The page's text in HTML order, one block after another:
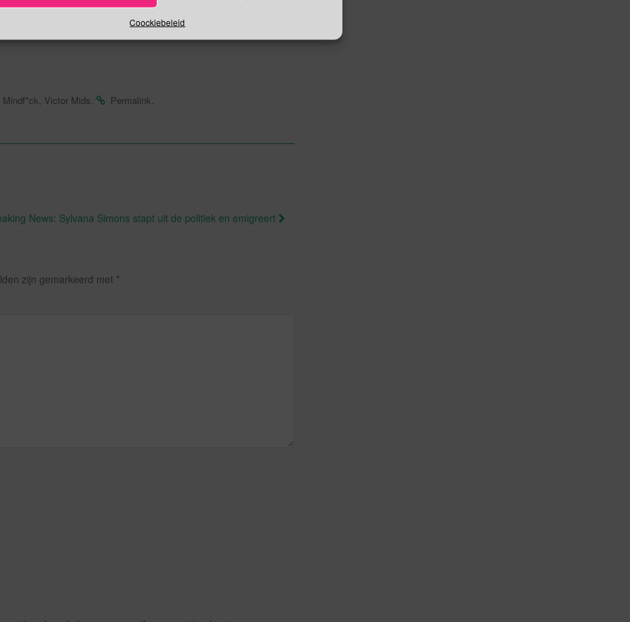
Coockiebeleid
kun je lezen in mijnblog uit 2015
Mindf*ck, Victor Mids. Permalink.
News: Sylvana Simons stapt uit de politiek en emigreert
zijn gemarkeerd met *